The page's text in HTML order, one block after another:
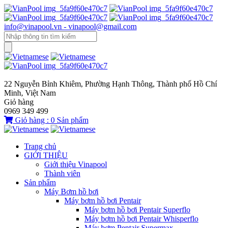
info@vinapool.vn - vinapool@gmail.com
22 Nguyễn Bỉnh Khiêm, Phường Hạnh Thông, Thành phố Hồ Chí
Minh, Việt Nam
Giỏ hàng
0969 349 499
Giỏ hàng : 0 Sản phẩm
Trang chủ
GIỚI THIỆU
Giới thiệu Vinapool
Thành viên
Sản phẩm
Máy Bơm hồ bơi
Máy bơm hồ bơi Pentair
Máy bơm hồ bơi Pentair Superflo
Máy bơm hồ bơi Pentair Whisperflo